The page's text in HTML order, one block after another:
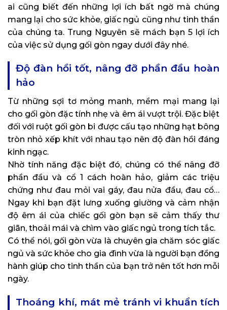
ai cũng biết đến những lợi ích bất ngờ mà chúng
mang lại cho sức khỏe, giấc ngủ cũng như tinh thần
của chúng ta. Trung Nguyên sẽ mách bạn 5 lợi ích
của việc sử dụng gối gòn ngay dưới đây nhé.
Độ đàn hồi tốt, nâng đỡ phần đầu hoàn
hảo
Từ những sợi tơ mỏng manh, mềm mại mang lại
cho gối gòn đặc tính nhẹ và êm ái vượt trội. Đặc biệt
đối với ruột gối gòn bi được cấu tạo những hạt bông
tròn nhỏ xếp khít với nhau tạo nên độ đàn hồi đáng
kinh ngạc.
Nhờ tính năng đặc biệt đó, chúng có thể nâng đỡ
phần đầu và cổ 1 cách hoàn hảo, giảm các triệu
chứng như đau mỏi vai gáy, đau nửa đầu, đau cổ…
Ngay khi bạn đặt lưng xuống giường và cảm nhận
độ êm ái của chiếc gối gòn bạn sẽ cảm thấy thư
giãn, thoải mái và chìm vào giấc ngủ trong tích tắc.
Có thể nói, gối gòn vừa là chuyên gia chăm sóc giấc
ngủ và sức khỏe cho gia đình vừa là người bạn đồng
hành giúp cho tinh thần của bạn trở nên tốt hơn mỗi
ngày.
Thoáng khí, mát mẻ tránh vi khuẩn tích